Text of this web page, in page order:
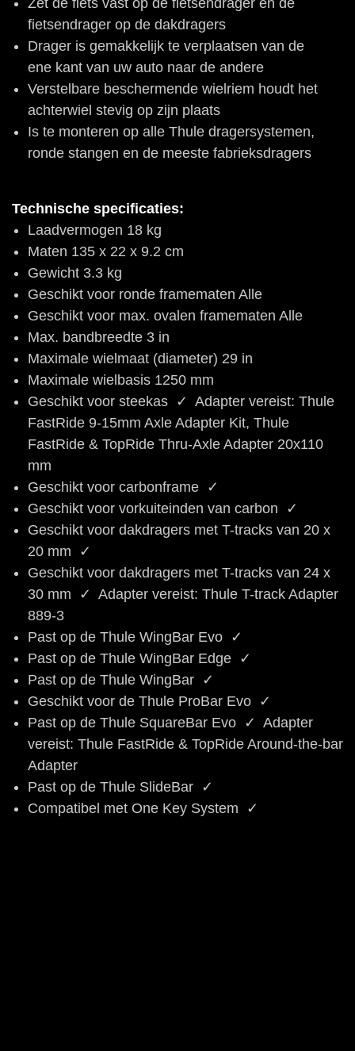
fietsendrager op de dakdragers
Drager is gemakkelijk te verplaatsen van de
ene kant van uw auto naar de andere
Verstelbare beschermende wielriem houdt het
achterwiel stevig op zijn plaats
Is te monteren op alle Thule dragersystemen,
ronde stangen en de meeste fabrieksdragers
Technische specificaties:
Laadvermogen 18 kg
Maten 135 x 22 x 9.2 cm
Gewicht 3.3 kg
Geschikt voor ronde framematen Alle
Geschikt voor max. ovalen framematen Alle
Max. bandbreedte 3 in
Maximale wielmaat (diameter) 29 in
Maximale wielbasis 1250 mm
Geschikt voor steekas ✓ Adapter vereist: Thule
FastRide 9-15mm Axle Adapter Kit, Thule
FastRide & TopRide Thru-Axle Adapter 20x110
mm
Geschikt voor carbonframe ✓
Geschikt voor vorkuiteinden van carbon
✓
Geschikt voor dakdragers met T-tracks van 20 x
20 mm
✓
Geschikt voor dakdragers met T-tracks van 24 x
30 mm
✓ Adapter vereist: Thule T-track Adapter
889-3
Past op de Thule WingBar Evo ✓
Past op de Thule WingBar Edge ✓
Past op de Thule WingBar ✓
Geschikt voor de Thule ProBar Evo ✓
Past op de Thule SquareBar Evo ✓ Adapter
vereist: Thule FastRide & TopRide Around-the-bar
Adapter
Past op de Thule SlideBar ✓
Compatibel met One Key System
✓